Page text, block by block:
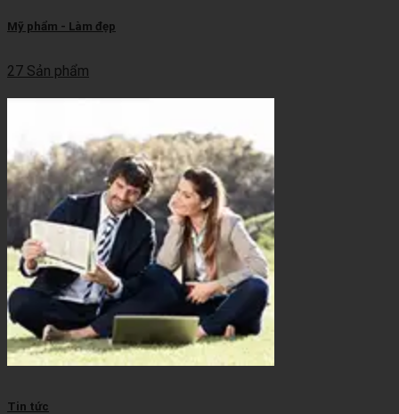
Mỹ phẩm - Làm đẹp
27 Sản phẩm
Tin tức